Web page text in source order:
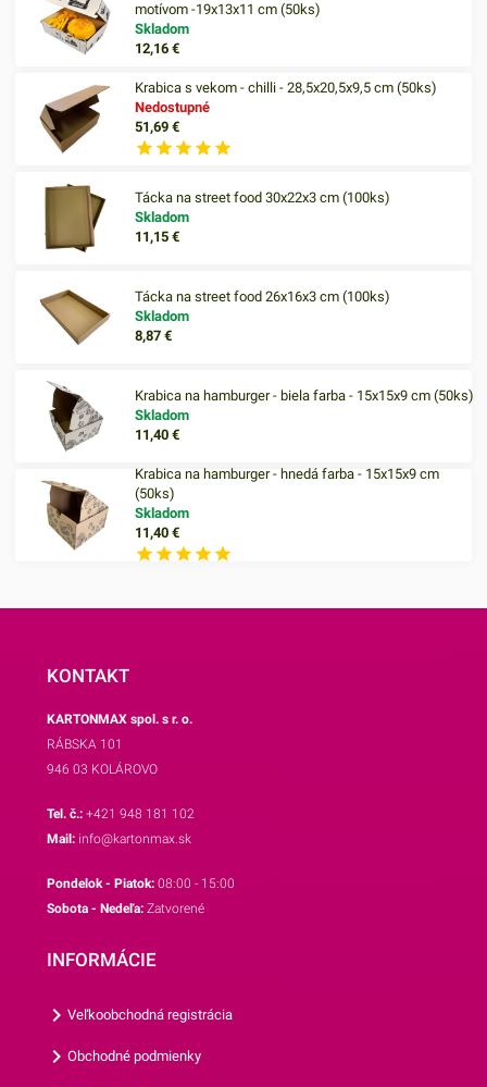
motívom -19x13x11 cm (50ks)
Skladom
12,16€
Krabica s vekom - chilli - 28,5x20,5x9,5 cm (50ks)
Nedostupné
51,69€
Tácka na street food 30x22x3 cm (100ks)
Skladom
11,15€
Tácka na street food 26x16x3 cm (100ks)
Skladom
8,87€
Krabica na hamburger - biela farba - 15x15x9 cm (50ks)
Skladom
11,40€
Krabica na hamburger - hnedá farba - 15x15x9 cm
(50ks)
Skladom
11,40€
KONTAKT
KARTONMAX spol. s r. o.
RÁBSKA 101
946 03 KOLÁROVO
Tel. č.: +421 948 181 102
Mail: info@kartonmax.sk
Pondelok - Piatok: 08:00 - 15:00
Sobota - Nedeľa: Zatvorené
INFORMÁCIE
Veľkoobchodná registrácia
Obchodné podmienky